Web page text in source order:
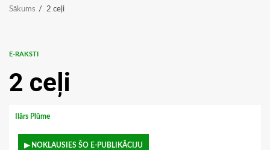
Sākums 2 ceļi
E-RAKSTI
2 ceļi
Ilārs Plūme
▶ NOKLAUSIES ŠO E-PUBLIKĀCIJU